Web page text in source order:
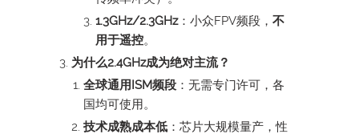
1.3GHz/2.3GHz：小众FPV频段， 不
用于遥控。
为什么2.4GHz成为绝对主流？
全球通用ISM频段 ：无需专门许可，各
国均可使用。
技术成熟成本低 ：芯片大规模量产，性